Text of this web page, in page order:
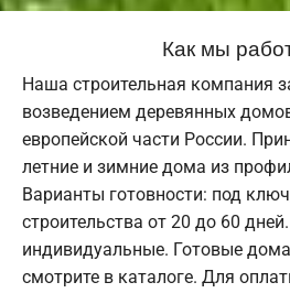
Как мы
Наша строительная компания
возведением деревянных
европейской части России.
летние и зимние дома из
Варианты готовности: под
строительства от 20 до 60
индивидуальные. Готовые
смотрите в каталоге. Для